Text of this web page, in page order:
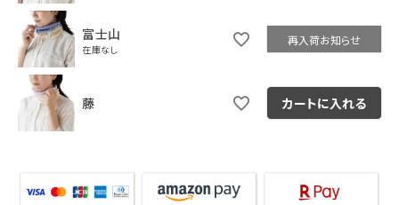
富士山
在庫なし
再入荷お知らせ
藤 カートに入れる